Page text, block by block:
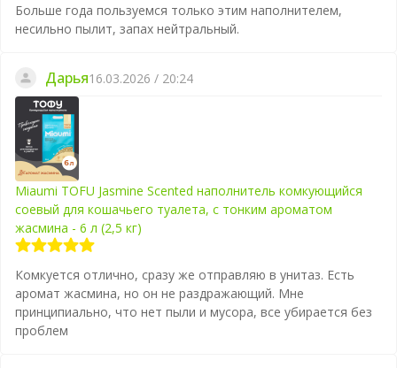
Больше года пользуемся только этим наполнителем,
несильно пылит, запах нейтральный.
Дарья16.03.2026 / 20:24
Miaumi TOFU Jasmine Scented наполнитель комкующийся
соевый для кошачьего туалета, с тонким ароматом
жасмина - 6 л (2,5 кг)
Комкуется отлично, сразу же отправляю в унитаз. Есть
аромат жасмина, но он не раздражающий. Мне
принципиально, что нет пыли и мусора, все убирается без
проблем